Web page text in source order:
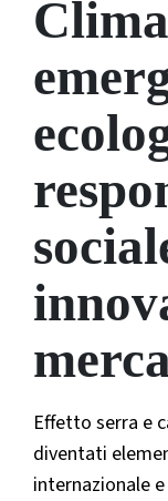
Effetto serra e
diventati
internazionale